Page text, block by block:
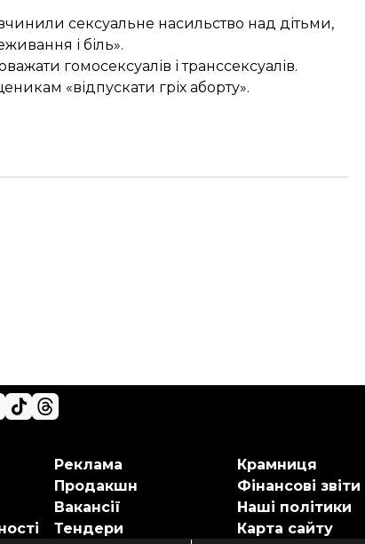
сексуальне насильство над дітьми,
і біль».
гомосексуалів і транссексуалів.
«відпускати гріх аборту».
Реклама
Продакшн
Вакансії
Тендери
Крамниця
Фінансові звіти
Наші політики
Карта сайту